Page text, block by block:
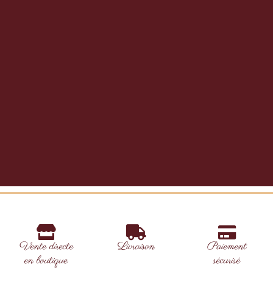
Vente directe
en boutique
Livraison
Paiement
sécurisé